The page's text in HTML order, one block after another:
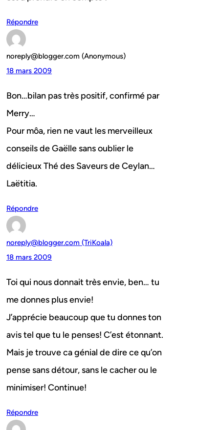
Répondre
noreply@blogger.com (Anonymous)
18 mars 2009
Bon…bilan pas très positif, confirmé par
Merry…
Pour môa, rien ne vaut les merveilleux
conseils de Gaëlle sans oublier le
délicieux Thé des Saveurs de Ceylan…
Laëtitia.
Répondre
noreply@blogger.com (TriKoala)
18 mars 2009
Toi qui nous donnait très envie, ben… tu
me donnes plus envie!
J’apprécie beaucoup que tu donnes ton
avis tel que tu le penses! C’est étonnant.
Mais je trouve ca génial de dire ce qu’on
pense sans détour, sans le cacher ou le
minimiser! Continue!
Répondre